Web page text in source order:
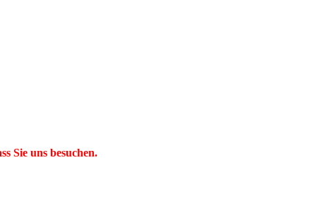
Sie uns besuchen.